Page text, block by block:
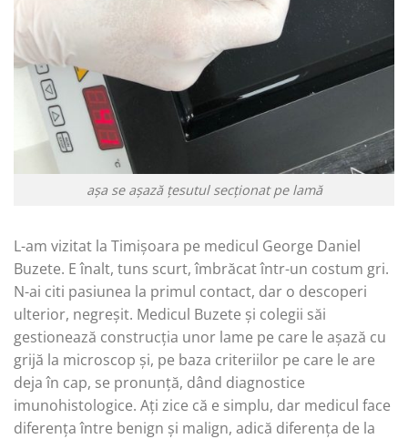
așa se așază țesutul secționat pe lamă
L-am vizitat la Timișoara pe medicul George Daniel
Buzete. E înalt, tuns scurt, îmbrăcat într-un costum gri.
N-ai citi pasiunea la primul contact, dar o descoperi
ulterior, negreșit. Medicul Buzete și colegii săi
gestionează construcția unor lame pe care le așază cu
grijă la microscop și, pe baza criteriilor pe care le are
deja în cap, se pronunță, dând diagnostice
imunohistologice. Ați zice că e simplu, dar medicul face
diferența între benign și malign, adică diferența de la